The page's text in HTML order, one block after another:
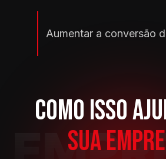
Aumentar a conversão
SUA